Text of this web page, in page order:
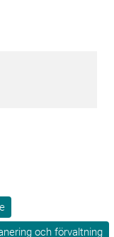
och förvaltning